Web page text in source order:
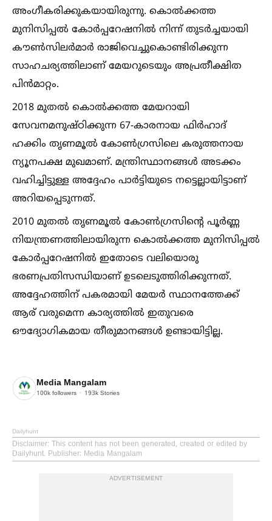
അംഗീകരിക്കുകയായിരുന്നു. കൊല്‍ക്കത്ത
മുനിസിപ്പല്‍ കോർപ്പറേഷനില്‍ നിന്ന് തുടർച്ചയായി
കൗണ്‍സിലർമാർ രാജിവെച്ചുകൊണ്ടിരിക്കുന്ന
സാഹചര്യത്തിലാണ് മേയറുടെയും അപ്രതീക്ഷിത
പിൻമാറ്റം.
2018 മുതല്‍ കൊല്‍ക്കത്ത മേയറായി
സേവനമനുഷ്ഠിക്കുന്ന 67-കാരനായ ഫിർഹാദ്
ഹക്കിം തൃണമൂല്‍ കോണ്‍ഗ്രസിലെ കരുത്തനായ
ന്യൂനപക്ഷ മുഖമാണ്. മന്ത്രിസ്ഥാനങ്ങള്‍ അടക്കം
വഹിച്ചിട്ടുള്ള അദ്ദേഹം പാർട്ടിയുടെ നട്ടെല്ലായിട്ടാണ്
അറിയപ്പെടുന്നത്.
2010 മുതല്‍ തൃണമൂല്‍ കോണ്‍ഗ്രസിന്റെ പൂർണ്ണ
നിയന്ത്രണത്തിലായിരുന്ന കൊല്‍ക്കത്ത മുനിസിപ്പല്‍
കോർപ്പറേഷനില്‍ ഇതോടെ വലിയൊരു
ഭരണപ്രതിസന്ധിയാണ് ഉടലെടുത്തിരിക്കുന്നത്.
അദ്ദേഹത്തിന് പകരമായി മേയർ സ്ഥാനത്തേക്ക്
ആര് വരുമെന്ന കാര്യത്തില്‍ ഇതുവരെ
ഔദ്യോഗികമായ തീരുമാനങ്ങള്‍ ഉണ്ടായിട്ടില്ല.
Media Mangalam
100k followers 193k Stories
Dailyhunt
Disclaimer: This content has not been generated, created or edited by
Dailyhunt. Publisher: Media Mangalam
ADVERTISEMENT